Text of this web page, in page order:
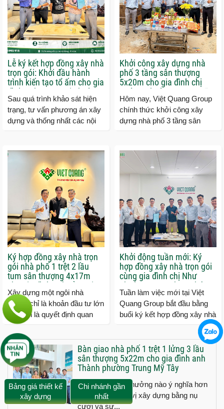
Lễ ký kết hợp đồng xây nhà
trọn gói: Khởi đầu hành
trình kiến tạo tổ ấm cho gia
đình anh Trung tại phường
Thạnh Lộc
Sau quá trình khảo sát hiện
trạng, tư vấn phương án xây
dựng và thống nhất các nội
Ký hợp đồng xây nhà trọn
gói nhà phố 1 trệt 2 lầu
tum sân thượng 4x17m
cho gia đình anh Cầu tại
Quận 9 TP.HCM
Xây dựng một ngôi nhà
không chỉ là khoản đầu tư lớn
mà còn là quyết định quan
trọng đối với mỗi gia đình. Vì
vậy, việc lựa...
Khởi công xây dựng nhà
phố 3 tầng sân thượng
5x20m cho gia đình chị
Hường phường Trung Mỹ
Tây
Hôm nay, Việt Quang Group
chính thức khởi công xây
dựng nhà phố 3 tầng sân
Tây, TP.HCM....
Khởi động tuần mới: Ký
hợp đồng xây nhà trọn gói
cùng gia đình chị Như
phường Tăng Nhơn Phú
tP.HCM
Tuần làm việc mới tại Việt
Quang Group bắt đầu bằng
buổi ký kết hợp đồng xây nhà
trọn gói cùng gia đình chị
Như ngụ phường Tăng...
Bàn giao nhà phố 1 trệt 1 lửng 3 lầu
sân thượng 5x22m cho gia đình anh
Thành phường Trung Mỹ Tây
Không có phần thưởng nào ý nghĩa hơn
đối với một đơn vị xây dựng bằng nụ
cười và sự...
Bảng giá thiết kế
xây dựng
Chi nhánh gần
nhất